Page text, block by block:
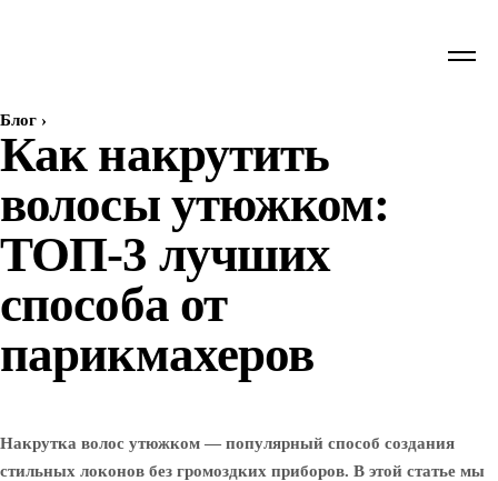
Блог ›
Как накрутить
волосы утюжком:
ТОП-3 лучших
способа от
парикмахеров
Накрутка волос утюжком — популярный способ создания
стильных локонов без громоздких приборов. В этой статье мы